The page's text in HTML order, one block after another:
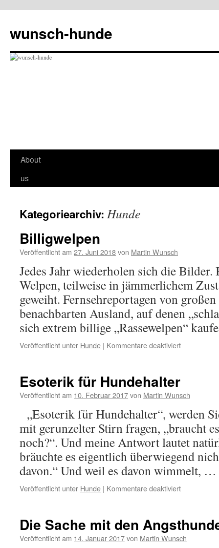
springen
wunsch-hunde
About
us
Kategoriearchiv: Hunde
Billigwelpen
Veröffentlicht am 27. Juni 2018von Martin Wunsch
Jedes Jahr wiederholen sich die Bilder.
Welpen, teilweise in jämmerlichem
geweiht. Fernsehreportagen von
benachbarten Ausland, auf denen
sich extrem billige „Rassewelpen“
Veröffentlicht unter Hunde | Kommentare deaktiviertfür
Esoterik für Hundehalter
Veröffentlicht am 10. Februar 2017von Martin Wunsch
„Esoterik für Hundehalter“, werden
mit gerunzelter Stirn fragen, „braucht
noch?“. Und meine Antwort lautet
bräuchte es eigentlich überwiegend
davon.“ Und weil es davon wimmelt, …
Veröffentlicht unter Hunde | Kommentare deaktiviertfür
Die Sache mit den
Veröffentlicht am 14. Januar 2017von Martin Wunsch